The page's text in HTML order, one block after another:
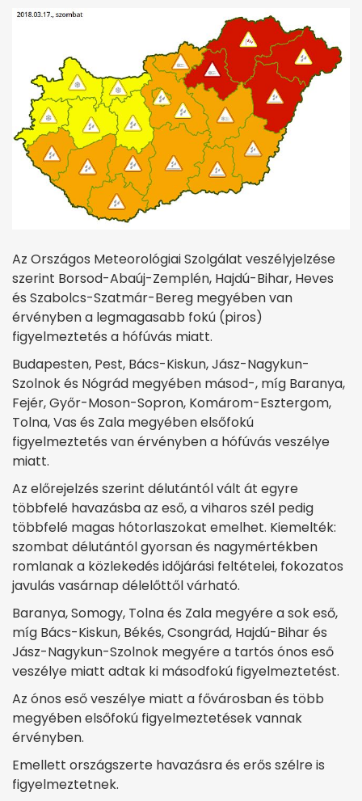
Az Országos Meteorológiai Szolgálat veszélyjelzése
szerint Borsod-Abaúj-Zemplén, Hajdú-Bihar, Heves
és Szabolcs-Szatmár-Bereg megyében van
érvényben a legmagasabb fokú (piros)
figyelmeztetés a hófúvás miatt.
Budapesten, Pest, Bács-Kiskun, Jász-Nagykun-
Szolnok és Nógrád megyében másod-, míg Baranya,
Fejér, Győr-Moson-Sopron, Komárom-Esztergom,
Tolna, Vas és Zala megyében elsőfokú
figyelmeztetés van érvényben a hófúvás veszélye
miatt.
Az előrejelzés szerint délutántól vált át egyre
többfelé havazásba az eső, a viharos szél pedig
többfelé magas hótorlaszokat emelhet. Kiemelték:
szombat délutántól gyorsan és nagymértékben
romlanak a közlekedés időjárási feltételei, fokozatos
javulás vasárnap délelőttől várható.
Baranya, Somogy, Tolna és Zala megyére a sok eső,
míg Bács-Kiskun, Békés, Csongrád, Hajdú-Bihar és
Jász-Nagykun-Szolnok megyére a tartós ónos eső
veszélye miatt adtak ki másodfokú figyelmeztetést.
Az ónos eső veszélye miatt a fővárosban és több
megyében elsőfokú figyelmeztetések vannak
érvényben.
Emellett országszerte havazásra és erős szélre is
figyelmeztetnek.